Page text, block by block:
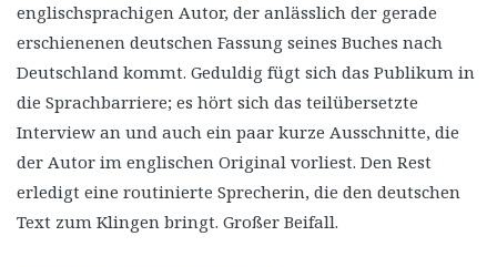
englischsprachigen Autor, der anlässlich der gerade
erschienenen deutschen Fassung seines Buches nach
Deutschland kommt. Geduldig fügt sich das Publikum in
die Sprachbarriere; es hört sich das teilübersetzte
Interview an und auch ein paar kurze Ausschnitte, die
der Autor im englischen Original vorliest. Den Rest
erledigt eine routinierte Sprecherin, die den deutschen
Text zum Klingen bringt. Großer Beifall.